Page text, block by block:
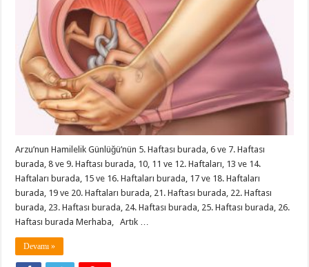
Arzu’nun Hamilelik Günlüğü’nün 5. Haftası burada, 6 ve 7. Haftası
burada, 8 ve 9. Haftası burada, 10, 11 ve 12. Haftaları, 13 ve 14.
Haftaları burada, 15 ve 16. Haftaları burada, 17 ve 18. Haftaları
burada, 19 ve 20. Haftaları burada, 21. Haftası burada, 22. Haftası
burada, 23. Haftası burada, 24. Haftası burada, 25. Haftası burada, 26.
Haftası burada Merhaba, Artık …
Devamı »